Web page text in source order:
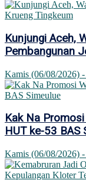
Kunjungi Aceh,
Pembangunan
Kamis (06/08/2026)
Kak Na
HUT ke-53 BAS
Kamis (06/08/2026)